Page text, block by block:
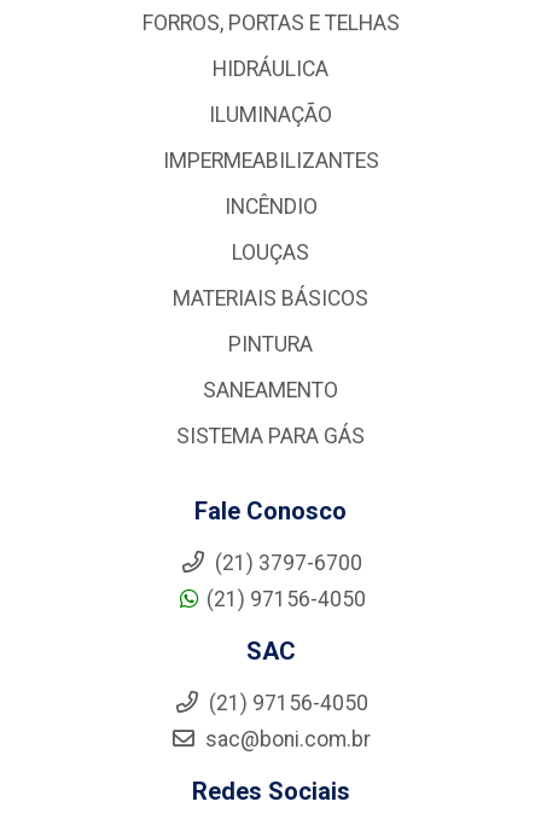
FORROS, PORTAS E TELHAS
HIDRÁULICA
ILUMINAÇÃO
IMPERMEABILIZANTES
INCÊNDIO
LOUÇAS
MATERIAIS BÁSICOS
PINTURA
SANEAMENTO
SISTEMA PARA GÁS
Fale Conosco
(21) 3797-6700
(21) 97156-4050
SAC
(21) 97156-4050
sac@boni.com.br
Redes Sociais